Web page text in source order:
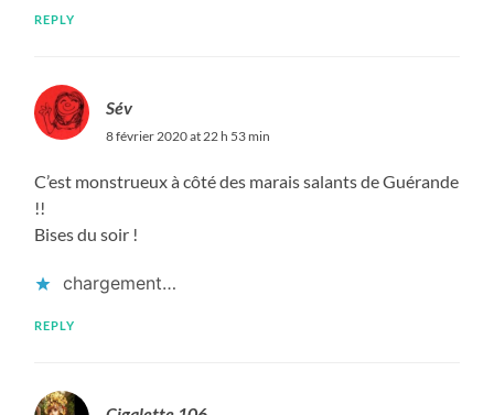
REPLY
Sév
8 février 2020 at 22 h 53 min
C’est monstrueux à côté des marais salants de Guérande
!!
Bises du soir !
chargement…
REPLY